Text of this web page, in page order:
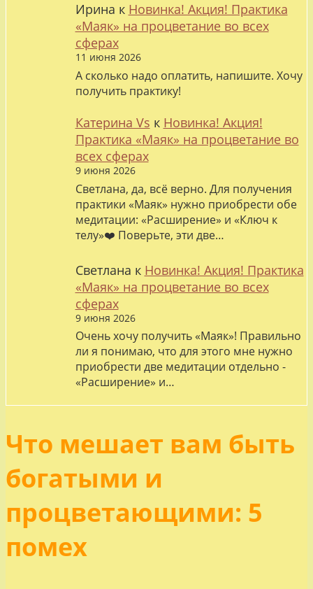
Ирина к Новинка! Акция! Практика
«Маяк» на процветание во всех
сферах
11 июня 2026
А сколько надо оплатить, напишите. Хочу
получить практику!
Катерина Vs к Новинка! Акция!
Практика «Маяк» на процветание во
всех сферах
9 июня 2026
Светлана, да, всё верно. Для получения
практики «Маяк» нужно приобрести обе
медитации: «Расширение» и «Ключ к
телу»❤️ Поверьте, эти две…
Светлана к Новинка! Акция! Практика
«Маяк» на процветание во всех
сферах
9 июня 2026
Очень хочу получить «Маяк»! Правильно
ли я понимаю, что для этого мне нужно
приобрести две медитации отдельно -
«Расширение» и…
Что мешает вам быть
богатыми и
процветающими: 5
помех